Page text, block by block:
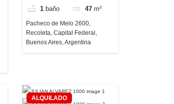
Buenos Aires, Argentina
1 baño 47 m²
Pacheco de Melo 2600,
Recoleta, Capital Federal,
Buenos Aires, Argentina
ALQUILADO